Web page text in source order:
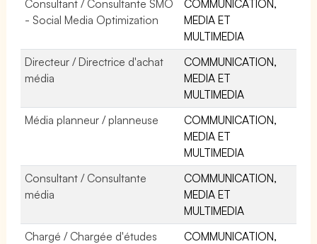
Consultant / Consultante SMO
- Social Media Optimization
COMMUNICATION,
MEDIA ET
MULTIMEDIA
Directeur / Directrice d'achat
média
COMMUNICATION,
MEDIA ET
MULTIMEDIA
Média planneur / planneuse
COMMUNICATION,
MEDIA ET
MULTIMEDIA
Consultant / Consultante
média
COMMUNICATION,
MEDIA ET
MULTIMEDIA
Chargé / Chargée d'études
COMMUNICATION,